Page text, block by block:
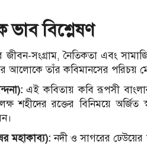
ভাব বিশ্লেষণ
সংগ্রাম, নৈতিকতা এবং
আলোকে তাঁর কবিমানসের পরিচয়
এই কবিতায় কবি রূপসী বাংলার
শহীদের রক্তের বিনিময়ে অর্জিত
মহাকাব্য): নদী ও সাগরের